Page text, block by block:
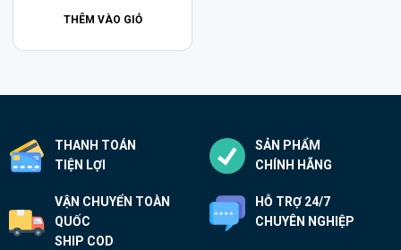
THÊM VÀO GIỎ
THANH TOÁN
TIỆN LỢI
SẢN PHẨM
CHÍNH HÃNG
VẬN CHUYỂN TOÀN
QUỐC
SHIP COD
HỖ TRỢ 24/7
CHUYÊN NGHIỆP